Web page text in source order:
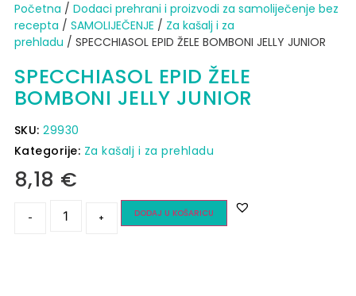
Početna / Dodaci prehrani i proizvodi za samoliječenje bez
recepta / SAMOLIJEČENJE / Za kašalj i za
prehladu / SPECCHIASOL EPID ŽELE BOMBONI JELLY JUNIOR
SPECCHIASOL EPID ŽELE
BOMBONI JELLY JUNIOR
SKU:29930
Kategorije: Za kašalj i za prehladu
8,18 €
- + DODAJ U KOŠARICU